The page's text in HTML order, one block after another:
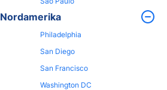
Nordamerika
Philadelphia
San Diego
San Francisco
Washington DC